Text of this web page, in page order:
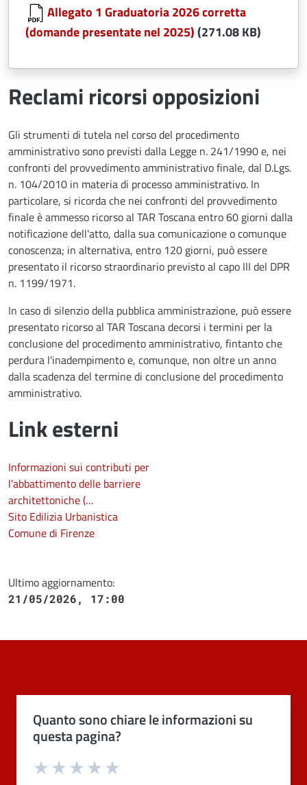
Allegato 1 Graduatoria 2026 corretta
(domande presentate nel 2025)(271.08 KB)
Reclami ricorsi opposizioni
Gli strumenti di tutela nel corso del procedimento
amministrativo sono previsti dalla Legge n. 241/1990 e, nei
confronti del provvedimento amministrativo finale, dal D.Lgs.
n. 104/2010 in materia di processo amministrativo. In
particolare, si ricorda che nei confronti del provvedimento
finale è ammesso ricorso al TAR Toscana entro 60 giorni dalla
notificazione dell'atto, dalla sua comunicazione o comunque
conoscenza; in alternativa, entro 120 giorni, può essere
presentato il ricorso straordinario previsto al capo III del DPR
n. 1199/1971.
In caso di silenzio della pubblica amministrazione, può essere
presentato ricorso al TAR Toscana decorsi i termini per la
conclusione del procedimento amministrativo, fintanto che
perdura l'inadempimento e, comunque, non oltre un anno
dalla scadenza del termine di conclusione del procedimento
amministrativo.
Link esterni
Informazioni sui contributi per
l'abbattimento delle barriere
architettoniche (…
Sito Edilizia Urbanistica
Comune di Firenze
Ultimo aggiornamento:
21/05/2026, 17:00
Quanto sono chiare le informazioni su
questa pagina?
Valuta 4 stelle su 5
Valuta 3 stelle su 5
Valuta 2 stelle su 5
Valuta 1 stelle su 5